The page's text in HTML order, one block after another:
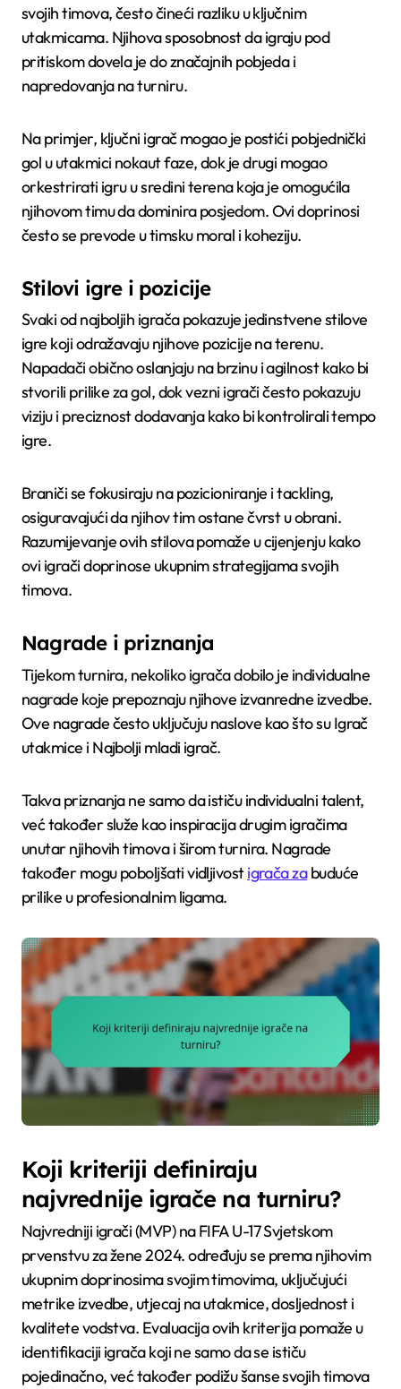
svojih timova, često čineći razliku u ključnim
utakmicama. Njihova sposobnost da igraju pod
pritiskom dovela je do značajnih pobjeda i
napredovanja na turniru.
Na primjer, ključni igrač mogao je postići pobjednički
gol u utakmici nokaut faze, dok je drugi mogao
orkestrirati igru u sredini terena koja je omogućila
njihovom timu da dominira posjedom. Ovi doprinosi
često se prevode u timsku moral i koheziju.
Stilovi igre i pozicije
Svaki od najboljih igrača pokazuje jedinstvene stilove
igre koji odražavaju njihove pozicije na terenu.
Napadači obično oslanjaju na brzinu i agilnost kako bi
stvorili prilike za gol, dok vezni igrači često pokazuju
viziju i preciznost dodavanja kako bi kontrolirali tempo
igre.
Braniči se fokusiraju na pozicioniranje i tackling,
osiguravajući da njihov tim ostane čvrst u obrani.
Razumijevanje ovih stilova pomaže u cijenjenju kako
ovi igrači doprinose ukupnim strategijama svojih
timova.
Nagrade i priznanja
Tijekom turnira, nekoliko igrača dobilo je individualne
nagrade koje prepoznaju njihove izvanredne izvedbe.
Ove nagrade često uključuju naslove kao što su Igrač
utakmice i Najbolji mladi igrač.
Takva priznanja ne samo da ističu individualni talent,
već također služe kao inspiracija drugim igračima
unutar njihovih timova i širom turnira. Nagrade
također mogu poboljšati vidljivostigrača zabuduće
prilike u profesionalnim ligama.
Koji kriteriji definiraju
najvrednije igrače na turniru?
Najvredniji igrači (MVP) na FIFA U-17 Svjetskom
prvenstvu za žene 2024. određuju se prema njihovim
ukupnim doprinosima svojim timovima, uključujući
metrike izvedbe, utjecaj na utakmice, dosljednost i
kvalitete vodstva. Evaluacija ovih kriterija pomaže u
identifikaciji igrača koji ne samo da se ističu
pojedinačno, već također podižu šanse svojih timova